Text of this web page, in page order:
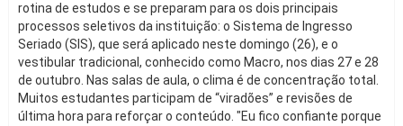
rotina de estudos e se preparam para os dois principais
processos seletivos da instituição: o Sistema de Ingresso
Seriado (SIS), que será aplicado neste domingo (26), e o
vestibular tradicional, conhecido como Macro, nos dias 27 e 28
de outubro. Nas salas de aula, o clima é de concentração total.
Muitos estudantes participam de “viradões” e revisões de
última hora para reforçar o conteúdo. "Eu fico confiante porque